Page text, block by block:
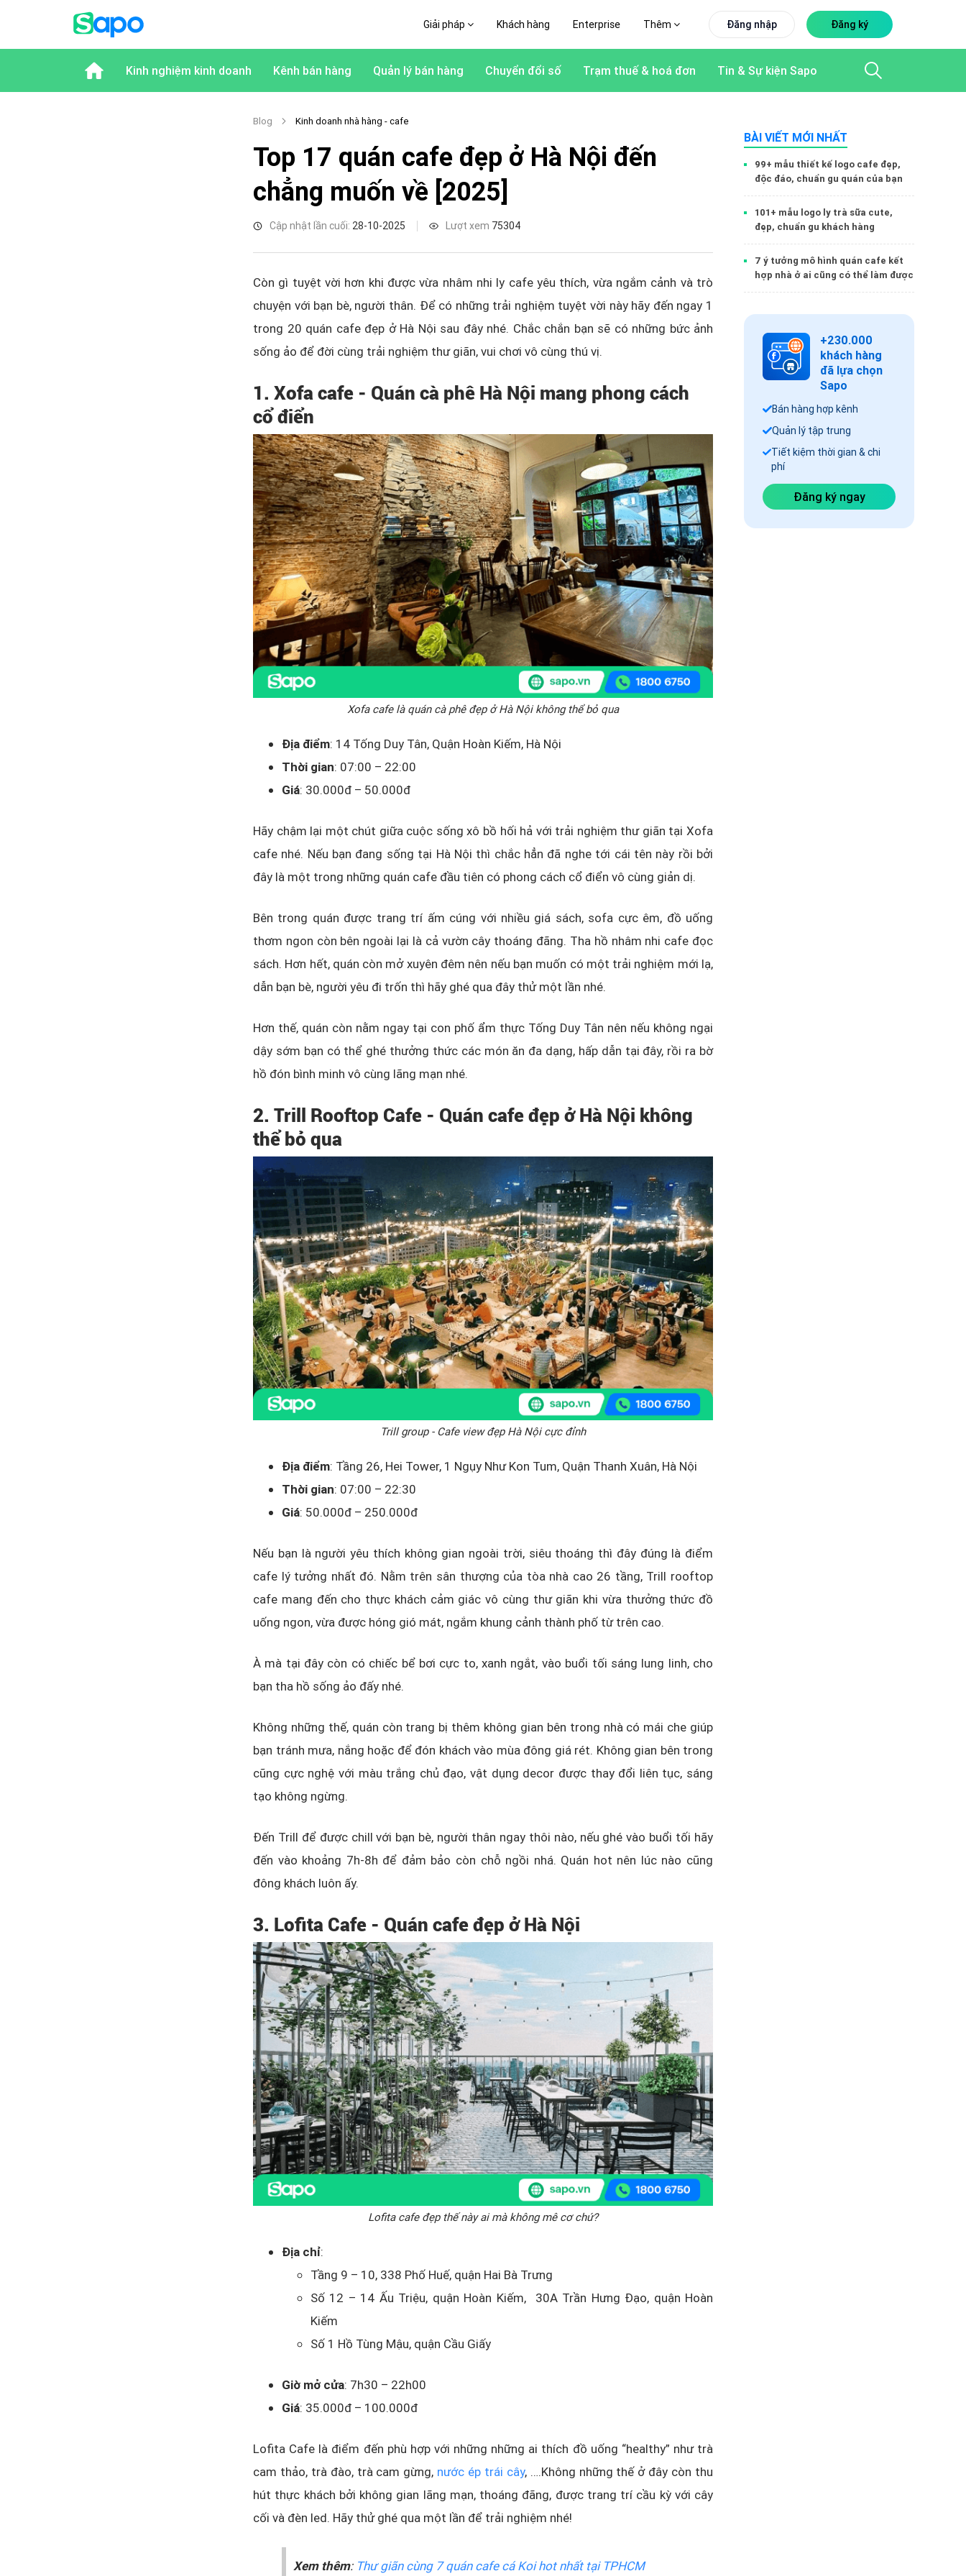
Giải pháp Khách hàng Enterprise Thêm Đăng nhập Đăng ký
Kinh nghiệm kinh doanh Kênh bán hàng Quản lý bán hàng Chuyển đổi số Trạm thuế & hoá đơn Tin & Sự kiện Sapo
BÀI VIẾT MỚI NHẤT
99+ mẫu thiết kế logo cafe đẹp,
độc đáo, chuẩn gu quán của bạn
101+ mẫu logo ly trà sữa cute,
đẹp, chuẩn gu khách hàng
7 ý tưởng mô hình quán cafe kết
hợp nhà ở ai cũng có thể làm được
+230.000
khách hàng
đã lựa chọn
Sapo
Bán hàng hợp kênh
Quản lý tập trung
Tiết kiệm thời gian & chi
phí
Đăng ký ngay
Blog Kinh doanh nhà hàng - cafe
Top 17 quán cafe đẹp ở Hà Nội đến
chẳng muốn về [2025]
Cập nhật lần cuối: 28-10-2025 Lượt xem 75304
Còn gì tuyệt vời hơn khi được vừa nhâm nhi ly cafe yêu thích, vừa ngắm cảnh và trò
chuyện với bạn bè, người thân. Để có những trải nghiệm tuyệt vời này hãy đến ngay 1
trong 20 quán cafe đẹp ở Hà Nội sau đây nhé. Chắc chắn bạn sẽ có những bức ảnh
sống ảo để đời cùng trải nghiệm thư giãn, vui chơi vô cùng thú vị.
1. Xofa cafe - Quán cà phê Hà Nội mang phong cách
cổ điển
Xofa cafe là quán cà phê đẹp ở Hà Nội không thể bỏ qua
Địa điểm: 14 Tống Duy Tân, Quận Hoàn Kiếm, Hà Nội
Thời gian: 07:00 – 22:00
Giá: 30.000đ – 50.000đ
Hãy chậm lại một chút giữa cuộc sống xô bồ hối hả với trải nghiệm thư giãn tại Xofa
cafe nhé. Nếu bạn đang sống tại Hà Nội thì chắc hẳn đã nghe tới cái tên này rồi bởi
đây là một trong những quán cafe đầu tiên có phong cách cổ điển vô cùng giản dị.
Bên trong quán được trang trí ấm cúng với nhiều giá sách, sofa cực êm, đồ uống
thơm ngon còn bên ngoài lại là cả vườn cây thoáng đãng. Tha hồ nhâm nhi cafe đọc
sách. Hơn hết, quán còn mở xuyên đêm nên nếu bạn muốn có một trải nghiệm mới lạ,
dẫn bạn bè, người yêu đi trốn thì hãy ghé qua đây thử một lần nhé.
Hơn thế, quán còn nằm ngay tại con phố ẩm thực Tống Duy Tân nên nếu không ngại
dậy sớm bạn có thể ghé thưởng thức các món ăn đa dạng, hấp dẫn tại đây, rồi ra bờ
hồ đón bình minh vô cùng lãng mạn nhé.
2. Trill Rooftop Cafe - Quán cafe đẹp ở Hà Nội không
thể bỏ qua
Trill group - Cafe view đẹp Hà Nội cực đỉnh
Địa điểm: Tầng 26, Hei Tower, 1 Ngụy Như Kon Tum, Quận Thanh Xuân, Hà Nội
Thời gian: 07:00 – 22:30
Giá: 50.000đ – 250.000đ
Nếu bạn là người yêu thích không gian ngoài trời, siêu thoáng thì đây đúng là điểm
cafe lý tưởng nhất đó. Nằm trên sân thượng của tòa nhà cao 26 tầng, Trill rooftop
cafe mang đến cho thực khách cảm giác vô cùng thư giãn khi vừa thưởng thức đồ
uống ngon, vừa được hóng gió mát, ngắm khung cảnh thành phố từ trên cao.
À mà tại đây còn có chiếc bể bơi cực to, xanh ngắt, vào buổi tối sáng lung linh, cho
bạn tha hồ sống ảo đấy nhé.
Không những thế, quán còn trang bị thêm không gian bên trong nhà có mái che giúp
bạn tránh mưa, nắng hoặc để đón khách vào mùa đông giá rét. Không gian bên trong
cũng cực nghệ với màu trắng chủ đạo, vật dụng decor được thay đổi liên tục, sáng
tạo không ngừng.
Đến Trill để được chill với bạn bè, người thân ngay thôi nào, nếu ghé vào buổi tối hãy
đến vào khoảng 7h-8h để đảm bảo còn chỗ ngồi nhá. Quán hot nên lúc nào cũng
đông khách luôn ấy.
3. Lofita Cafe - Quán cafe đẹp ở Hà Nội
Lofita cafe đẹp thế này ai mà không mê cơ chứ?
Địa chỉ:
Tầng 9 – 10, 338 Phố Huế, quận Hai Bà Trưng
Số 12 – 14 Ấu Triệu, quận Hoàn Kiếm, 30A Trần Hưng Đạo, quận Hoàn
Kiếm
Số 1 Hồ Tùng Mậu, quận Cầu Giấy
Giờ mở cửa: 7h30 – 22h00
Giá: 35.000đ – 100.000đ
Lofita Cafe là điểm đến phù hợp với những những ai thích đồ uống “healthy” như trà
cam thảo, trà đào, trà cam gừng, nước ép trái cây, ….Không những thế ở đây còn thu
hút thực khách bởi không gian lãng mạn, thoáng đãng, được trang trí cầu kỳ với cây
cối và đèn led. Hãy thử ghé qua một lần để trải nghiệm nhé!
Xem thêm: Thư giãn cùng 7 quán cafe cá Koi hot nhất tại TPHCM